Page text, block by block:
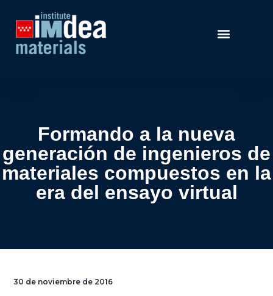
Formando a la nueva
generación de ingenieros de
materiales compuestos en la
era del ensayo virtual
30 de noviembre de 2016